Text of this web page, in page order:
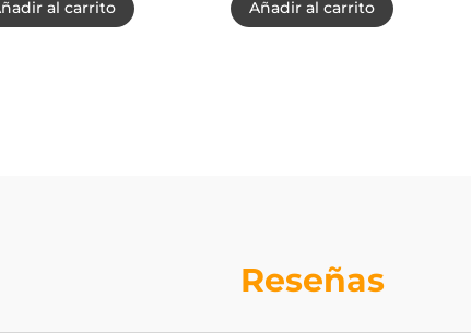
al carrito Añadir al carrito
Reseñas